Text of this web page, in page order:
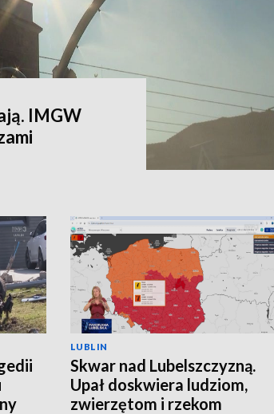
IMGW
LUBLIN
Skwar nad Lubelszczyzną.
Upał doskwiera ludziom,
zwierzętom i rzekom